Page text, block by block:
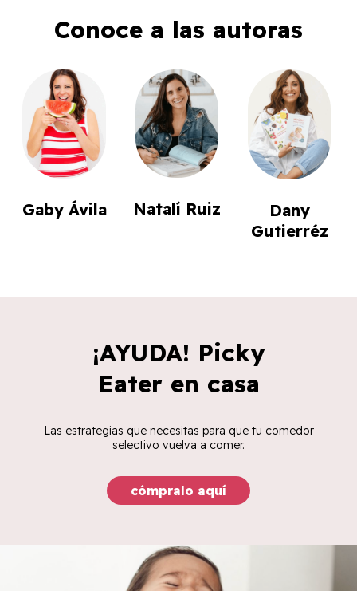
Conoce a las autoras
Gaby Ávila Natalí Ruiz
Dany
Gutierréz
¡AYUDA! Picky
Eater en casa
Las estrategias que necesitas para que tu comedor
selectivo vuelva a comer.
cómpralo aquí